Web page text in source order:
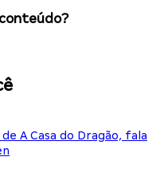
A Casa do Dragão, fala